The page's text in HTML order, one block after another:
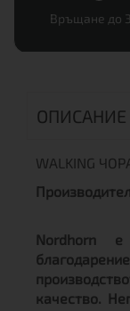
Връщане до
ОПИСАНИЕ
WALKING
Nordhorn
качество.